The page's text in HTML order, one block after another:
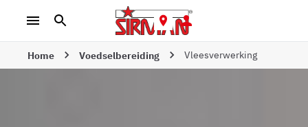
Home Voedselbereiding Vleesverwerking